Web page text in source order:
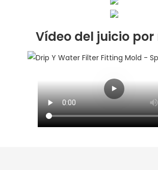
Vídeo del juicio por